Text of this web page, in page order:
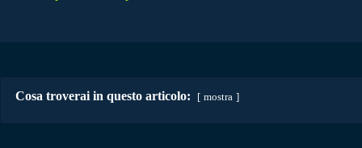
Cosa troverai in questo articolo: mostra